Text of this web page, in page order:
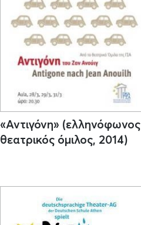
«Αντιγόνη» (ελληνόφωνος
θεατρικός όμιλος, 2014)